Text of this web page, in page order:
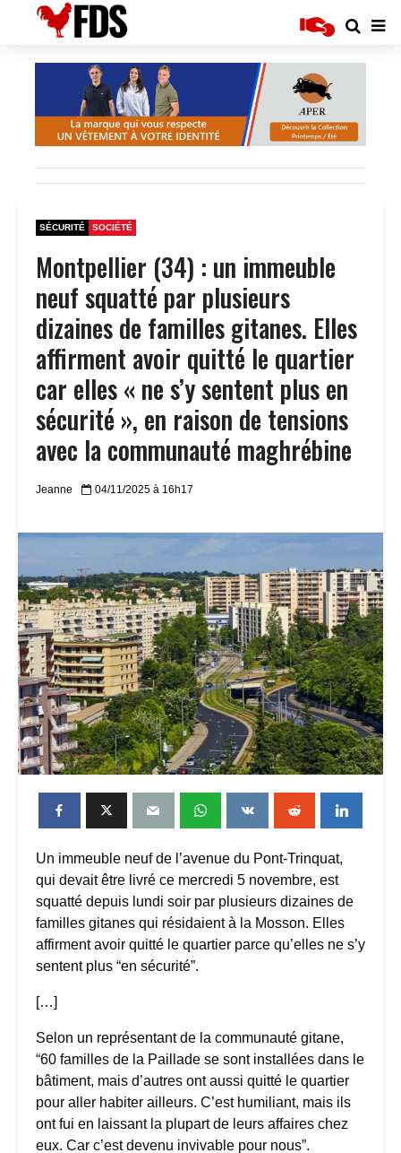
SÉCURITÉ SOCIÉTÉ
Montpellier (34) : un immeuble
neuf squatté par plusieurs
dizaines de familles gitanes. Elles
affirment avoir quitté le quartier
car elles « ne s’y sentent plus en
sécurité », en raison de tensions
avec la communauté maghrébine
Jeanne 04/11/2025 à 16h17
Un immeuble neuf de l’avenue du Pont-Trinquat,
qui devait être livré ce mercredi 5 novembre, est
squatté depuis lundi soir par plusieurs dizaines de
familles gitanes qui résidaient à la Mosson. Elles
affirment avoir quitté le quartier parce qu’elles ne s’y
sentent plus “en sécurité”.
[…]
Selon un représentant de la communauté gitane,
“60 familles de la Paillade se sont installées dans le
bâtiment, mais d’autres ont aussi quitté le quartier
pour aller habiter ailleurs. C’est humiliant, mais ils
ont fui en laissant la plupart de leurs affaires chez
eux. Car c’est devenu invivable pour nous”.